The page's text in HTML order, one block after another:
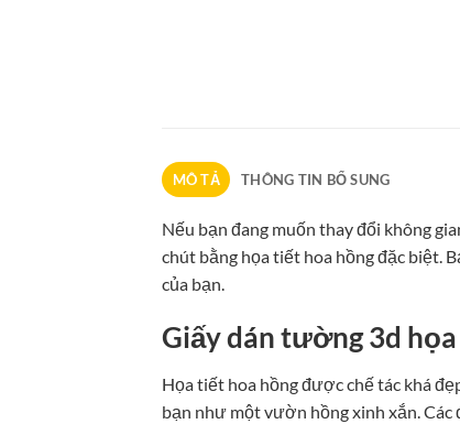
MÔ TẢ THÔNG TIN BỔ SUNG
Nếu bạn đang muốn thay đổi không
chút bằng họa tiết hoa hồng đặc biệt.
của bạn.
Giấy dán tường 3d
Họa tiết hoa hồng được chế tác khá
bạn như một vườn hồng xinh xắn. Các